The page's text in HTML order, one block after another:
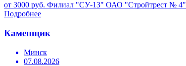
от 3000 руб. Филиал "СУ-13" ОАО "Стройтрест № 4"
Подробнее
Каменщик
Минск
07.08.2026